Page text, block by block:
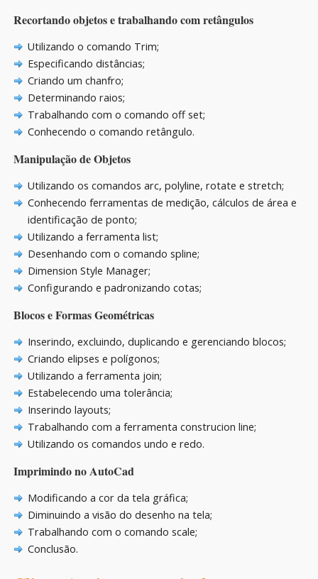
Recortando objetos e trabalhando com retângulos
Utilizando o comando Trim;
Especificando distâncias;
Criando um chanfro;
Determinando raios;
Trabalhando com o comando off set;
Conhecendo o comando retângulo.
Manipulação de Objetos
Utilizando os comandos arc, polyline, rotate e stretch;
Conhecendo ferramentas de medição, cálculos de área e
identificação de ponto;
Utilizando a ferramenta list;
Desenhando com o comando spline;
Dimension Style Manager;
Configurando e padronizando cotas;
Blocos e Formas Geométricas
Inserindo, excluindo, duplicando e gerenciando blocos;
Criando elipses e polígonos;
Utilizando a ferramenta join;
Estabelecendo uma tolerância;
Inserindo layouts;
Trabalhando com a ferramenta construcion line;
Utilizando os comandos undo e redo.
Imprimindo no AutoCad
Modificando a cor da tela gráfica;
Diminuindo a visão do desenho na tela;
Trabalhando com o comando scale;
Conclusão.